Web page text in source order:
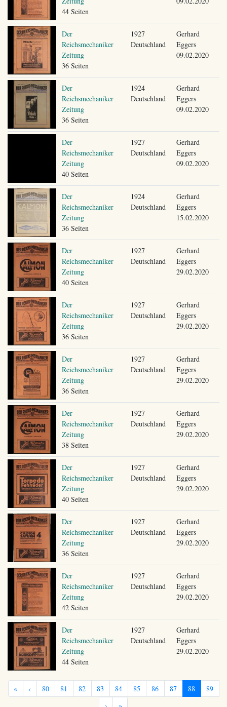
44 Seiten
Der
Reichsmechaniker
Zeitung
36 Seiten
1927
Deutschland
Gerhard
Eggers
09.02.2020
Der
Reichsmechaniker
Zeitung
36 Seiten
1924
Deutschland
Gerhard
Eggers
09.02.2020
Der
Reichsmechaniker
Zeitung
40 Seiten
1927
Deutschland
Gerhard
Eggers
09.02.2020
Der
Reichsmechaniker
Zeitung
36 Seiten
1924
Deutschland
Gerhard
Eggers
15.02.2020
Der
Reichsmechaniker
Zeitung
40 Seiten
1927
Deutschland
Gerhard
Eggers
29.02.2020
Der
Reichsmechaniker
Zeitung
36 Seiten
1927
Deutschland
Gerhard
Eggers
29.02.2020
Der
Reichsmechaniker
Zeitung
36 Seiten
1927
Deutschland
Gerhard
Eggers
29.02.2020
Der
Reichsmechaniker
Zeitung
38 Seiten
1927
Deutschland
Gerhard
Eggers
29.02.2020
Der
Reichsmechaniker
Zeitung
40 Seiten
1927
Deutschland
Gerhard
Eggers
29.02.2020
Der
Reichsmechaniker
Zeitung
36 Seiten
1927
Deutschland
Gerhard
Eggers
29.02.2020
Der
Reichsmechaniker
Zeitung
42 Seiten
1927
Deutschland
Gerhard
Eggers
29.02.2020
Der
Reichsmechaniker
Zeitung
44 Seiten
1927
Deutschland
Gerhard
Eggers
29.02.2020
« ‹ 80 81 82 83 84 85 86 87 88
89
›
»